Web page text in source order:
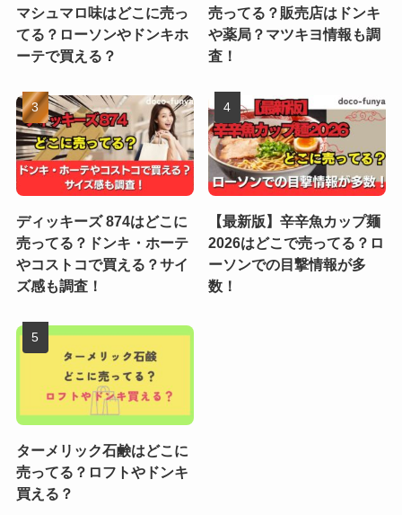
マシュマロ味はどこに売っ
てる？ローソンやドンキホ
ーテで買える？
売ってる？販売店はドンキ
や薬局？マツキヨ情報も調
査！
ディッキーズ 874はどこに
売ってる？ドンキ・ホーテ
やコストコで買える？サイ
ズ感も調査！
【最新版】辛辛魚カップ麺
2026はどこで売ってる？ロ
ーソンでの目撃情報が多
数！
ターメリック石鹸はどこに
売ってる？ロフトやドンキ
買える？